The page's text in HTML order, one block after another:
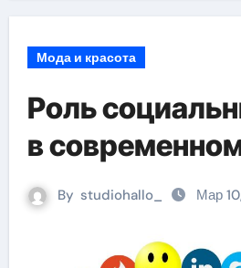
Мода и красота
Роль
в
By studiohallo_ Мар